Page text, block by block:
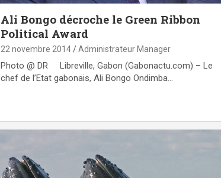
Ali Bongo décroche le Green Ribbon
Political Award
22 novembre 2014 Administrateur Manager
Photo @ DR Libreville, Gabon (Gabonactu.com) – Le
chef de l’Etat gabonais, Ali Bongo Ondimba…